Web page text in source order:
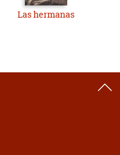
Las hermanas